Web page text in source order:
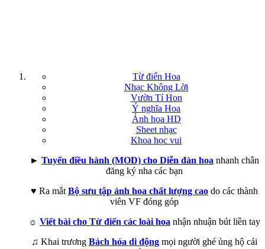
Từ điển Hoa
Nhạc Không Lời
Vườn Tí Hon
Ý nghĩa Hoa
Ảnh hoa HD
Sheet nhạc
Khoa học vui
► Tuyển điều hành (MOD) cho Diễn đàn hoa nhanh chân
đăng ký nha các bạn
♥ Ra mắt Bộ sưu tập ảnh hoa chất lượng cao do các thành
viên VF đóng góp
☼ Viết bài cho Từ điển các loài hoa nhận nhuận bút liền tay
♫ Khai trương Bách hóa di động mọi người ghé ủng hộ cái